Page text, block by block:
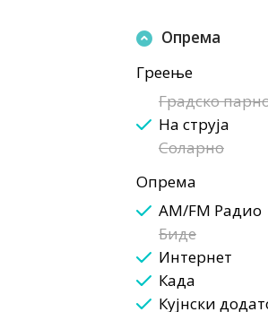
Опрема
Греење
Градско
На струја
Соларно
Опрема
AM/FM Радио
Биде
Интернет
Када
Кујнски